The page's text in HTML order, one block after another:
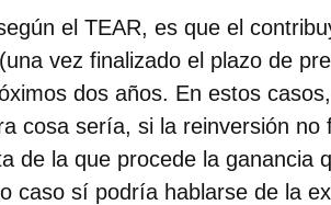
el TEAR, es que el
vez finalizado el plazo de
dos años. En estos
cosa sería, si la reinversión
de la que procede la ganancia
caso sí podría hablarse de la